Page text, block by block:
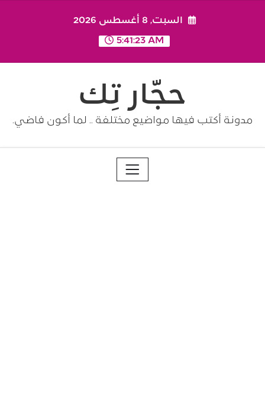
السبت, 8 أغسطس 2026
5:41:23 AM
حجّار تِك
مدونة أكتب فيها مواضيع مختلفة .. لما أكون فاضي.